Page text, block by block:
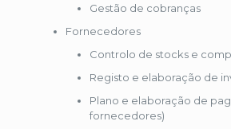
Gestão de cobranças
Fornecedores
Controlo de stocks e
Registo e elaboração de
Plano e elaboração de
fornecedores)